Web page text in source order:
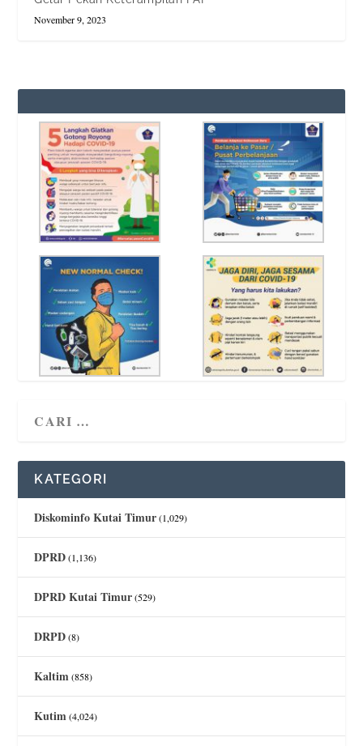
November 9, 2023
KATEGORI
Diskominfo Kutai Timur(1,029)
DPRD(1,136)
DPRD Kutai Timur(529)
DRPD(8)
Kaltim(858)
Kutim(4,024)